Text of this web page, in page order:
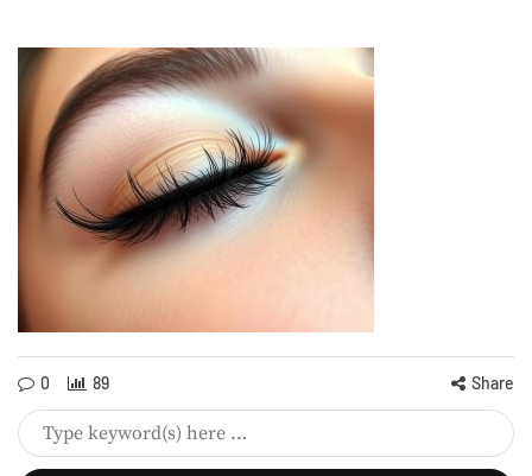
0 89 Share